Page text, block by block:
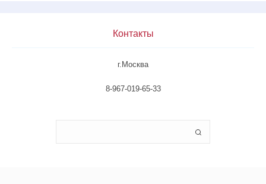
Контакты
г.Москва
8-967-019-65-33